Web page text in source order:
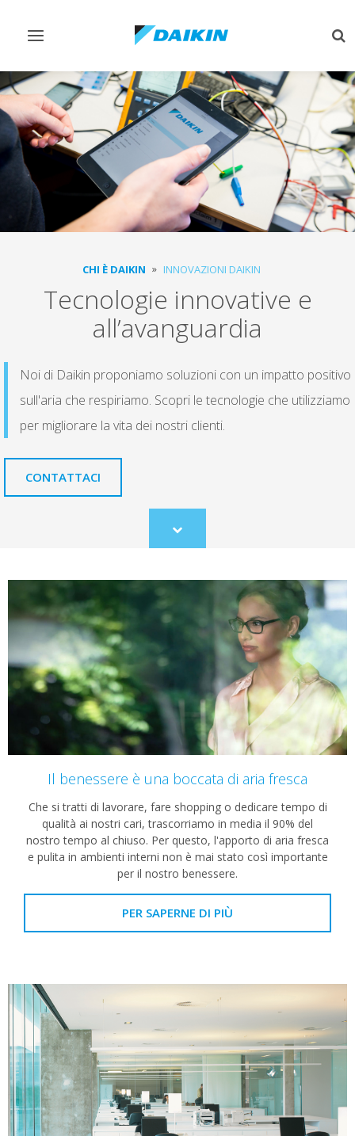
Attiva/disattiva
CHI È DAIKIN INNOVAZIONI DAIKIN
Tecnologie innovative e
all’avanguardia
Noi di Daikin proponiamo soluzioni con un impatto positivo
sull'aria che respiriamo. Scopri le tecnologie che utilizziamo
per migliorare la vita dei nostri clienti.
CONTATTACI
Scroll
to
Il benessere è una boccata di aria fresca
Che si tratti di lavorare, fare shopping o dedicare tempo di
qualità ai nostri cari, trascorriamo in media il 90% del
nostro tempo al chiuso. Per questo, l'apporto di aria fresca
e pulita in ambienti interni non è mai stato così importante
per il nostro benessere.​
PER SAPERNE DI PIÙ